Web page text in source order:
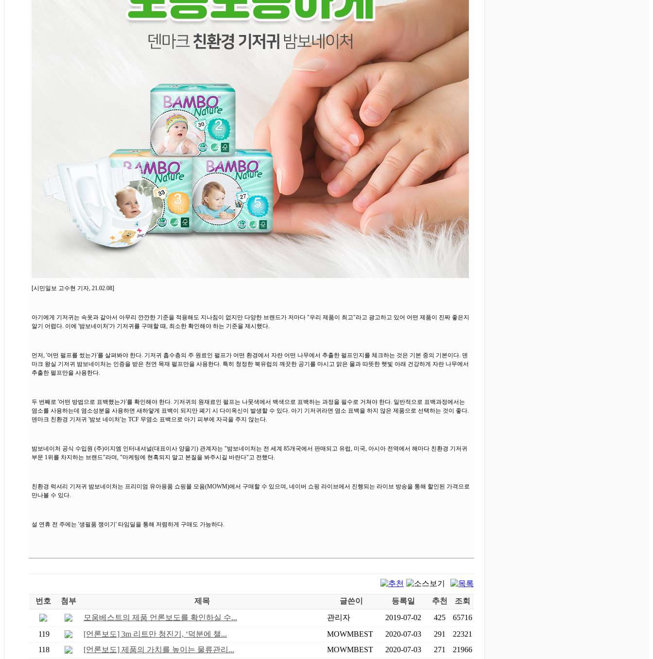
[시민일보 고수현 기자, 21.02.08]
아기에게 기저귀는 속옷과 같아서 아무리 깐깐한 기준을 적용해도 지나침이 없지만 다양한 브랜드가 저마다 "우리 제품이 최고"라고 광고하고 있어 어떤 제품이 진짜 좋은지
알기 어렵다. 이에 '밤보네이처'가 기저귀를 구매할 때, 최소한 확인해야 하는 기준을 제시했다.
먼저, '어떤 펄프를 썼는가'를 살펴봐야 한다. 기저귀 흡수층의 주 원료인 펄프가 어떤 환경에서 자란 어떤 나무에서 추출한 펄프인지를 체크하는 것은 기본 중의 기본이다. 덴
마크 왕실 기저귀 밤보네이처는 인증을 받은 천연 목재 펄프만을 사용한다. 특히 청정한 북유럽의 깨끗한 공기를 마시고 맑은 물과 따뜻한 햇빛 아래 건강하게 자란 나무에서
추출한 펄프만을 사용한다.
두 번째로 '어떤 방법으로 표백했는가'를 확인해야 한다. 기저귀의 원재료인 펄프는 나뭇색에서 백색으로 표백하는 과정을 필수로 거쳐야 한다. 일반적으로 표백과정에서는
염소를 사용하는데 염소성분을 사용하면 새하얗게 표백이 되지만 폐기 시 다이옥신이 발생할 수 있다. 아기 기저귀라면 염소 표백을 하지 않은 제품으로 선택하는 것이 좋다.
덴마크 친환경 기저귀 '밤보 네이처'는 TCF 무염소 표백으로 아기 피부에 자극을 주지 않는다.
밤보네이처 공식 수입원 (주)이지엠 인터내셔널(대표이사 양을기) 관계자는 "밤보네이처는 전 세계 85개국에서 판매되고 유럽, 미국, 아시아 전역에서 해마다 친환경 기저귀
부문 1위를 차지하는 브랜드"라며, "마케팅에 현혹되지 말고 본질을 봐주시길 바란다"고 전했다.
친환경 럭셔리 기저귀 밤보네이처는 프리미엄 유아용품 쇼핑몰 모움(MOWM)에서 구매할 수 있으며, 네이버 쇼핑 라이브에서 진행되는 라이브 방송을 통해 할인된 가격으로
만나볼 수 있다.
설 연휴 전 주에는 '생필품 쟁이기' 타임딜을 통해 저렴하게 구매도 가능하다.
번호 첨부 제목 글쓴이 등록일 추천
조회
모움베스트의 제품 언론보도를 확인하실 수...
관리자 2019-07-02 425
65716
119
[언론보도] 3m 리트만 청진기, ‘덕분에 챌... MOWMBEST 2020-07-03 291
22321
118
[언론보도] 제품의 가치를 높이는 물류관리... MOWMBEST 2020-07-03 271
21966